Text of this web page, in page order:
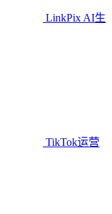
LinkPix AI生
TikTok运营